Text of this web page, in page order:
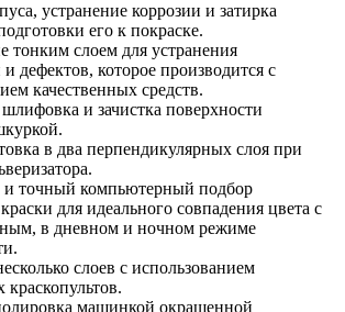
устранение коррозии и затирка
его к покраске.
тонким слоем для устранения
дефектов, которое производится с
качественных средств.
и зачистка поверхности
в два перпендикулярных слоя при
точный компьютерный подбор
для идеального совпадения цвета с
в дневном и ночном режиме
слоев с использованием
машинкой окрашенной